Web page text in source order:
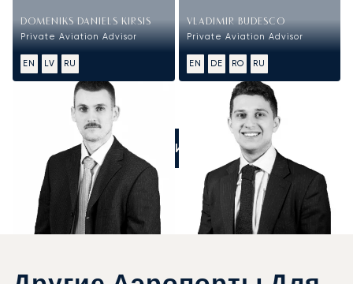
DOMENIKS DANIELS KIRSIS
Private Aviation Advisor
EN LV RU
VLADIMIR BUDESCO
Private Aviation Advisor
EN DE RO RU
ПОЗВОНИТЕ НАМ